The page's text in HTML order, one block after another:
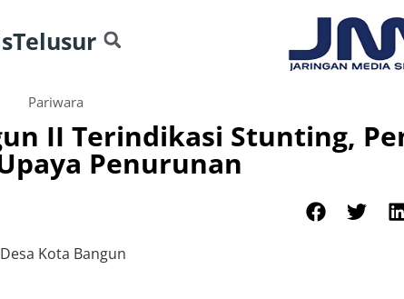
Telusur
Pariwara
II Terindikasi Stunting,
Penurunan